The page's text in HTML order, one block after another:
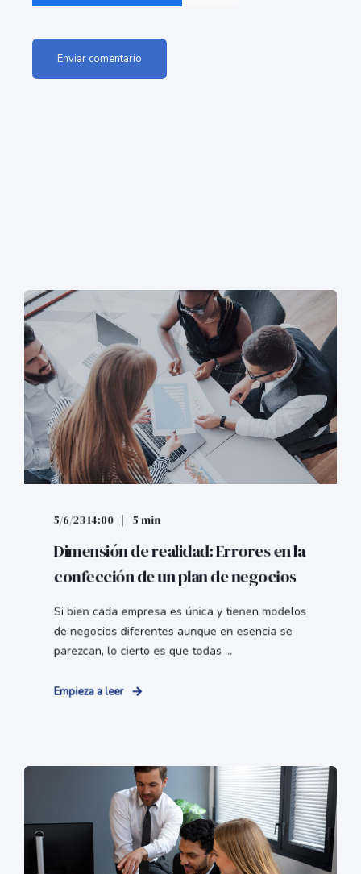
5/6/23 14:00 5 min
Dimensión de realidad: Errores en la
confección de un plan de negocios
Si bien cada empresa es única y tienen modelos
de negocios diferentes aunque en esencia se
parezcan, lo cierto es que todas ...
Empieza a leer